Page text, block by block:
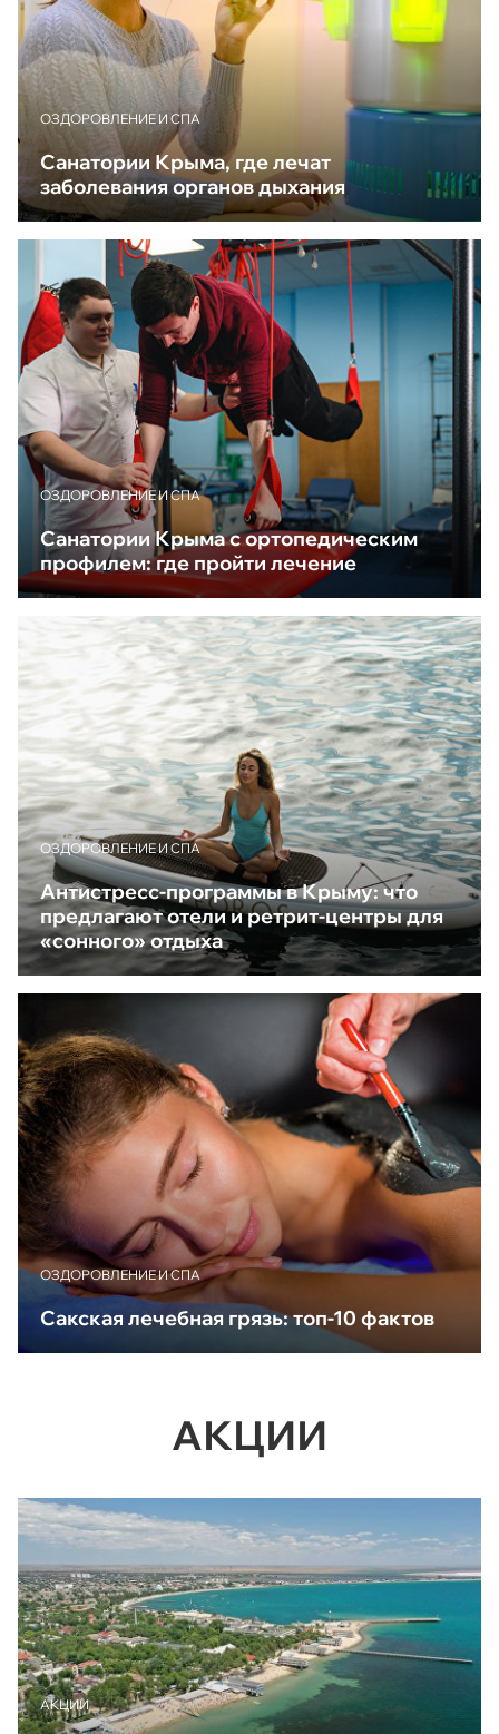
ОЗДОРОВЛЕНИЕ И СПА
Санатории Крыма, где лечат
заболевания органов дыхания
ОЗДОРОВЛЕНИЕ И СПА
Санатории Крыма с ортопедическим
профилем: где пройти лечение
ОЗДОРОВЛЕНИЕ И СПА
Антистресс-программы в Крыму: что
предлагают отели и ретрит-центры для
«сонного» отдыха
ОЗДОРОВЛЕНИЕ И СПА
Сакская лечебная грязь: топ-10 фактов
АКЦИИ
АКЦИИ